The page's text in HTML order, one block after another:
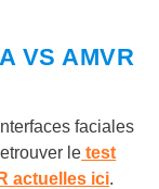
VS AMVR
faciales
le test
actuelles ici.